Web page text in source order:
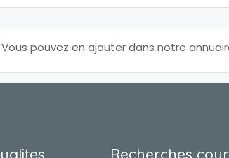
pouvez en ajouter dans notre
Recherches